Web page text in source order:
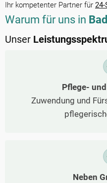
Ihr kompetenter Partner für 24-
Warum für uns in
Unser
Pflege-
Zuwendung und
Neben